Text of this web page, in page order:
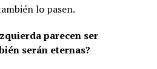
lo pasen.
parecen ser
serán eternas?